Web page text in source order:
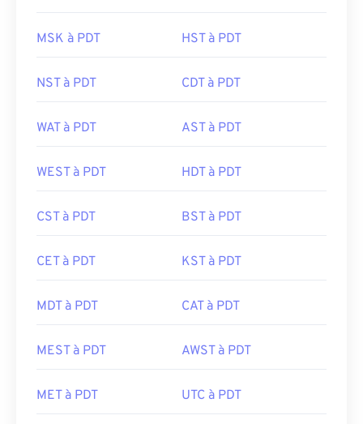
MSK à PDT HST à PDT
NST à PDT CDT à PDT
WAT à PDT AST à PDT
WEST à PDT HDT à PDT
CST à PDT BST à PDT
CET à PDT KST à PDT
MDT à PDT CAT à PDT
MEST à PDT AWST à PDT
MET à PDT UTC à PDT